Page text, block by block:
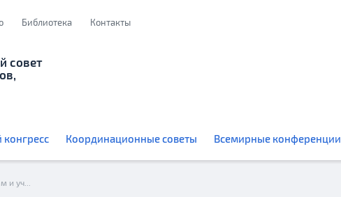
Библиотека Контакты
совет
Координационные советы Всемирные конференции